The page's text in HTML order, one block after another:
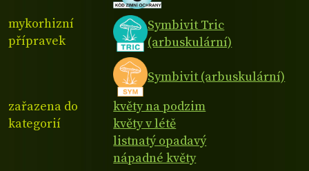
mykorhizní
přípravek
Symbivit Tric
(arbuskulární)
Symbivit (arbuskulární)
zařazena do
kategorií
květy na podzim
květy v létě
listnatý opadavý
nápadné květy